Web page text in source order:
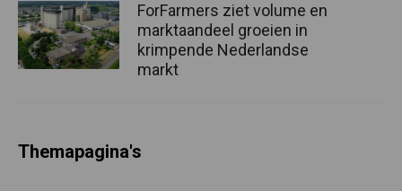
ForFarmers ziet volume en
marktaandeel groeien in
krimpende Nederlandse
markt
Themapagina's